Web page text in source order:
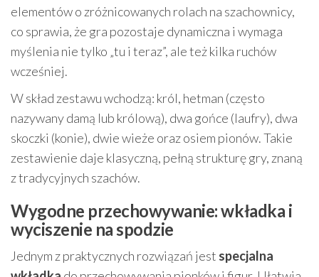
elementów o zróżnicowanych rolach na szachownicy,
co sprawia, że gra pozostaje dynamiczna i wymaga
myślenia nie tylko „tu i teraz”, ale też kilka ruchów
wcześniej.
W skład zestawu wchodzą: król, hetman (często
nazywany damą lub królową), dwa gońce (laufry), dwa
skoczki (konie), dwie wieże oraz osiem pionów. Takie
zestawienie daje klasyczną, pełną strukturę gry, znaną
z tradycyjnych szachów.
Wygodne przechowywanie: wkładka i
wyciszenie na spodzie
Jednym z praktycznych rozwiązań jest specjalna